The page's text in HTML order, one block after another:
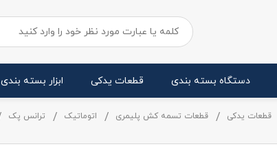
دستگاه بسته بندی قطعات یدکی ابزار بسته بندی
قطعات یدکی قطعات تسمه کش پلیمری اتوماتیک ترانس پک